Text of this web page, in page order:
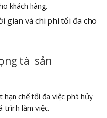
khách hàng.
gian và chi phí tối đa cho
tài sản
hạn chế tối đa việc phá hủy
trình làm việc.